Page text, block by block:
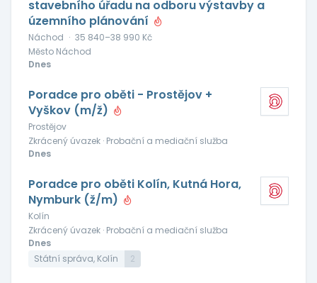
stavebního úřadu na odboru výstavby a
územního plánování
Náchod · 35 840–38 990 Kč
Město Náchod
Dnes
Poradce pro oběti - Prostějov +
Vyškov (m/ž)
Prostějov
Zkrácený úvazek · Probační a mediační služba
Dnes
Poradce pro oběti Kolín, Kutná Hora,
Nymburk (ž/m)
Kolín
Zkrácený úvazek · Probační a mediační služba
Dnes
Státní správa, Kolín
2